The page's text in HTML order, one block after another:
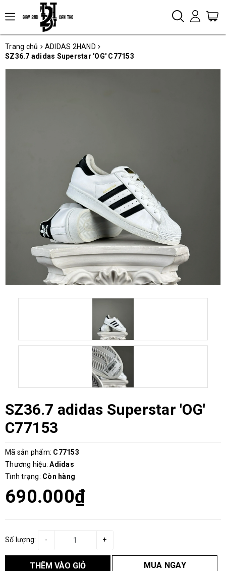
Trang chủ
ADIDAS 2HAND
SZ36.7 adidas Superstar 'OG' C77153
SZ36.7 adidas Superstar 'OG'
C77153
Mã sản phẩm: C77153
Thương hiệu: Adidas
Tình trạng: Còn hàng
690.000₫
Số lượng: +
-
THÊM VÀO GIỎ MUA NGAY